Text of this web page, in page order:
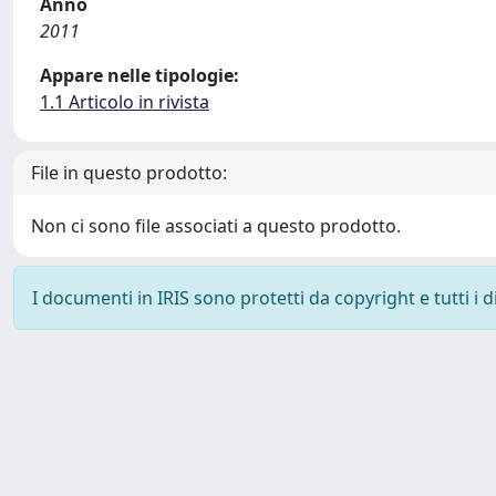
2011
Appare nelle tipologie:
1.1 Articolo in rivista
File in questo prodotto:
Non ci sono file associati a questo prodotto.
I documenti in IRIS sono protetti da copyright e tutti i